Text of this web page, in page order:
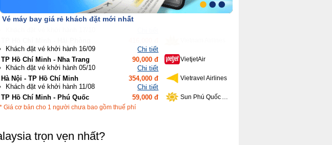
Vé máy bay giá rẻ khách đặt mới nhất
Hà Nội - TP Hồ Chí Minh 354,000 đ
Chi tiết
Vietravel Airlines
TP Hồ Chí Minh - Phú Quốc 59,000 đ
Chi tiết
Sun Phú Quốc Airways
Hà Nội - Đà Nẵng 639,000 đ
Chi tiết
Bamboo Airways
* Giá cơ bản cho 1 người chưa bao gồm thuế phí
trọn vẹn nhất?